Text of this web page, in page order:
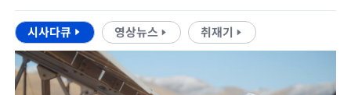
시사다큐 영상뉴스 취재기